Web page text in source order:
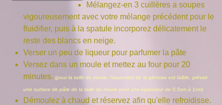
Mélangez-en 3 cuillères a soupes
vigoureusement avec votre mélange précédent pour le
fluidifier, puis à la spatule incorporez délicatement le
reste des blancs en neige.
Verser un peu de liqueur pour parfumer la pâte
Versez dans un moule et mettez au four pour 20
minutes. (pour la taille du moule, l'épaisseur de la génoise est faible, prévoir
une surface de pâte de la taille du moule pour une épaisseur de 0,5cm à 1cm)
Démoulez à chaud et réservez afin qu'elle refroidisse.